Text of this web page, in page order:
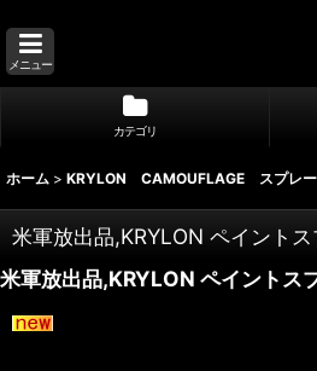
メニュー
カテゴリ
ホーム > KRYLON CAMOUFLAGE スプレ
米軍放出品,KRYLON ペイン
米軍放出品,KRYLON ペイント